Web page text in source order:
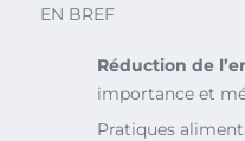
EN BREF
Réduction de
importance et
Pratiques